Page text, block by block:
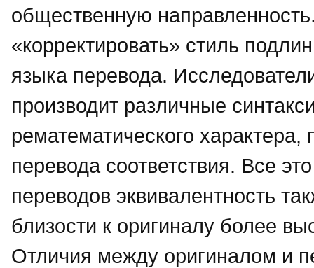
общественную
«корректировать» стиль
языка перевода.
производит различные
рематематического
перевода соответствия. Все
переводов эквивалентность
близости к оригиналу более
Отличия между оригиналом и